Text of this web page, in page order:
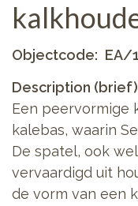
Objectcode
EA/
Description (brief)
Een peervormige
kalebas, waarin
De spatel, ook
vervaardigd uit
de vorm van een